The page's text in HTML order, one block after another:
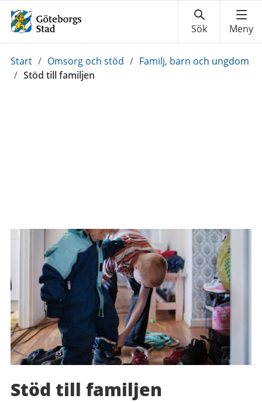
Du
är
Start / Omsorg och stöd / Familj, barn och ungdom
/ Stöd till familjen
Stöd till familjen